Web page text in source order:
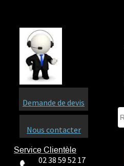
Service Clientèle
02 38 59 52 17
Demande de devis
Nous contacter